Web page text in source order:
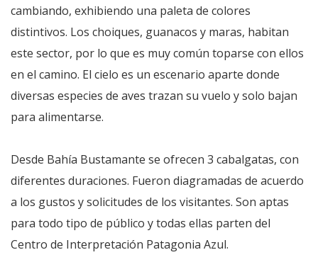
cambiando, exhibiendo una paleta de colores
distintivos. Los choiques, guanacos y maras, habitan
este sector, por lo que es muy común toparse con ellos
en el camino. El cielo es un escenario aparte donde
diversas especies de aves trazan su vuelo y solo bajan
para alimentarse.
Desde Bahía Bustamante se ofrecen 3 cabalgatas, con
diferentes duraciones. Fueron diagramadas de acuerdo
a los gustos y solicitudes de los visitantes. Son aptas
para todo tipo de público y todas ellas parten del
Centro de Interpretación Patagonia Azul.